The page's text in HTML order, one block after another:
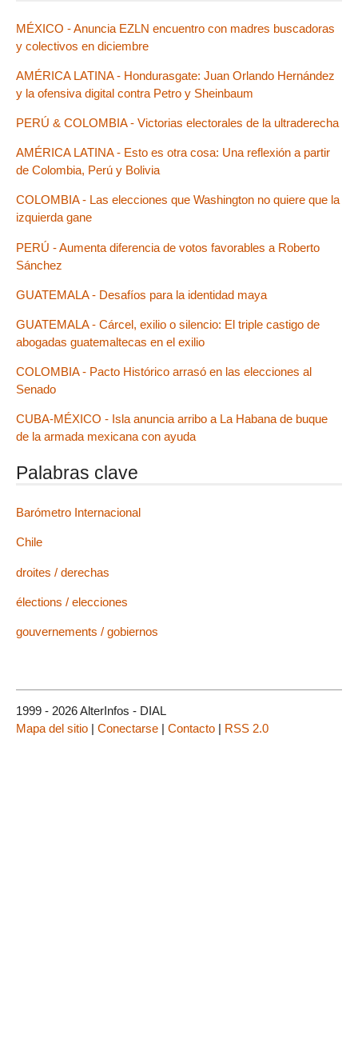
MÉXICO - Anuncia EZLN encuentro con madres buscadoras
y colectivos en diciembre
AMÉRICA LATINA - Hondurasgate: Juan Orlando Hernández
y la ofensiva digital contra Petro y Sheinbaum
PERÚ & COLOMBIA - Victorias electorales de la ultraderecha
AMÉRICA LATINA - Esto es otra cosa: Una reflexión a partir
de Colombia, Perú y Bolivia
COLOMBIA - Las elecciones que Washington no quiere que la
izquierda gane
PERÚ - Aumenta diferencia de votos favorables a Roberto
Sánchez
GUATEMALA - Desafíos para la identidad maya
GUATEMALA - Cárcel, exilio o silencio: El triple castigo de
abogadas guatemaltecas en el exilio
COLOMBIA - Pacto Histórico arrasó en las elecciones al
Senado
CUBA-MÉXICO - Isla anuncia arribo a La Habana de buque
de la armada mexicana con ayuda
Palabras clave
Barómetro Internacional
Chile
droites / derechas
élections / elecciones
gouvernements / gobiernos
1999 - 2026 AlterInfos - DIAL
Mapa del sitio | Conectarse | Contacto | RSS 2.0